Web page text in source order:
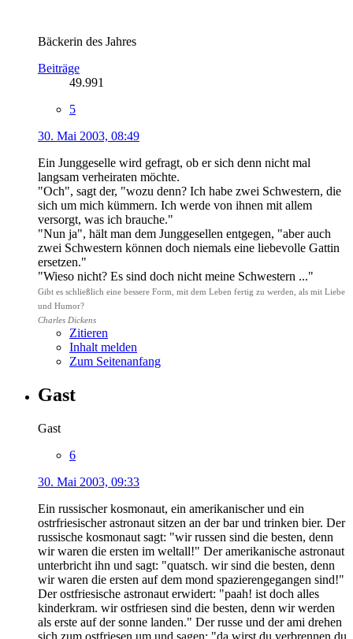
Bäckerin des Jahres
Beiträge
49.991
5
30. Mai 2003, 08:49
Ein Junggeselle wird gefragt, ob er sich denn nicht mal
langsam verheiraten möchte.
"Och", sagt der, "wozu denn? Ich habe zwei Schwestern, die
sich um mich kümmern. Ich werde von ihnen mit allem
versorgt, was ich brauche."
"Nun ja", hält man dem Junggesellen entgegen, "aber auch
zwei Schwestern können doch niemals eine liebevolle Gattin
ersetzen."
"Wieso nicht? Es sind doch nicht meine Schwestern ..."
Gibt es schließlich eine bessere Form, mit dem Leben fertig zu werden, als mit Liebe
und Humor?
Charles Dickens
Zitieren
Inhalt melden
Zum Seitenanfang
Gast
Gast
6
30. Mai 2003, 09:33
Ein russischer kosmonaut, ein amerikanischer und ein
ostrfriesischer astronaut sitzen an der bar und trinken bier. Der
russische kosmonaut sagt: "wir russen sind die besten, denn
wir waren die ersten im weltall!" Der amerikanische astronaut
unterbricht ihn und sagt: "quatsch. wir sind die besten, denn
wir waren die ersten auf dem mond spazierengegangen sind!"
Der ostfriesische astronaut erwidert: "paah! ist doch alles
kinderkram. wir ostfriesen sind die besten, denn wir werden
als erste auf der sonne landen." Der russe und der ami drehen